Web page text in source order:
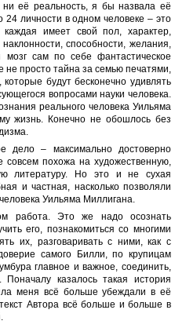
ни её реальность, я бы назвала её
личности в одном человеке – это
имеет свой пол, характер,
способности, желания,
мозг сам по себе фантастическое
не просто тайна за семью печатями,
будут бесконечно удивлять
вопросами науки человека.
реального человека Уильяма
жизнь. Конечно не обошлось без
дело – максимально достоверно
совсем похожа на художественную,
литературу. Но это и не сухая
и частная, насколько позволяли
Уильяма Миллигана.
работа. Это же надо осознать
его, познакомиться со многими
их, разговаривать с ними, как с
самого Билли, по крупицам
главное и важное, соединить,
казалось такая история
меня всё больше убеждали в её
Автора всё больше и больше в